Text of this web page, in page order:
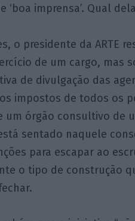
imprensa’. Qual
o presidente da ARTE
de um cargo, mas
de divulgação das
impostos de todos os
órgão consultivo de
sentado naquele
para escapar ao
o tipo de construção